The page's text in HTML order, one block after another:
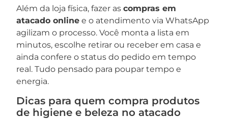
Além da loja física, fazer as compras em
atacado online e o atendimento via WhatsApp
agilizam o processo. Você monta a lista em
minutos, escolhe retirar ou receber em casa e
ainda confere o status do pedido em tempo
real. Tudo pensado para poupar tempo e
energia.
Dicas para quem compra produtos
de higiene e beleza no atacado